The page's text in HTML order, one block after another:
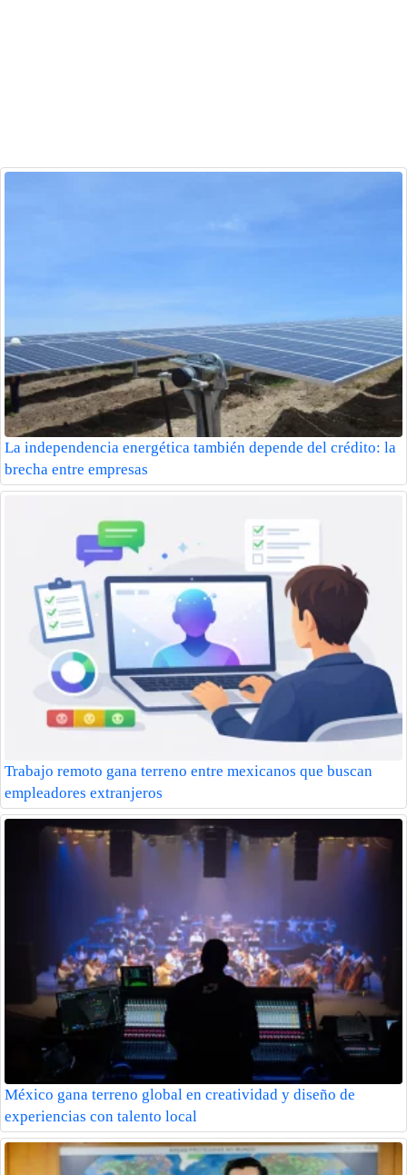
La independencia energética también depende del crédito: la
brecha entre empresas
Trabajo remoto gana terreno entre mexicanos que buscan
empleadores extranjeros
México gana terreno global en creatividad y diseño de
experiencias con talento local